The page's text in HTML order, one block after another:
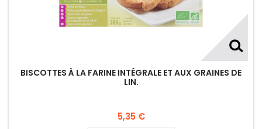
BISCOTTES À LA FARINE INTÉGRALE ET AUX GRAINES DE
LIN.
5,35 €